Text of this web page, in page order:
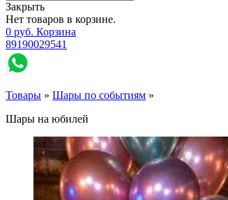
Закрыть
Нет товаров в корзине.
0 руб. Корзина
89190029541
Товары » Шары по событиям »
Шары на юбилей